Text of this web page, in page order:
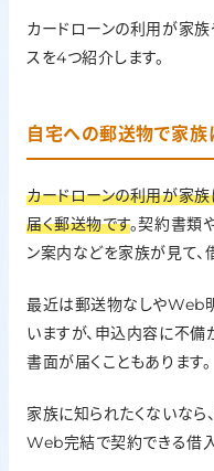
カードローンの利用が家族
スを4つ紹介します。
自宅への郵送物で家族
カードローンの利用が家族
届く郵送物です。契約書類
ン案内などを家族が見て、
最近は郵送物なしやWeb
いますが、申込内容に不
書面が届くこともあります。
家族に知られたくないなら
Web完結で契約できる借入